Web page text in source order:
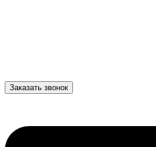
Заказать звонок